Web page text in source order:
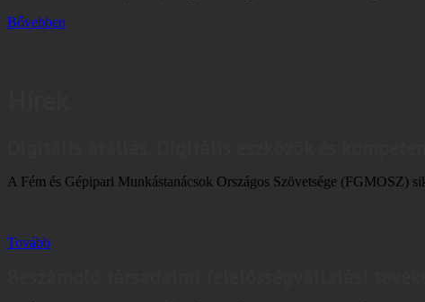
Bővebben
A Fém és Gépipari Munkástanácsok Országos Szövetsége (FGMOSZ)
Tovább